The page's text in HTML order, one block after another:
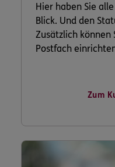
Hier haben Sie
Blick. Und den
Zusätzlich können
Postfach
Zum